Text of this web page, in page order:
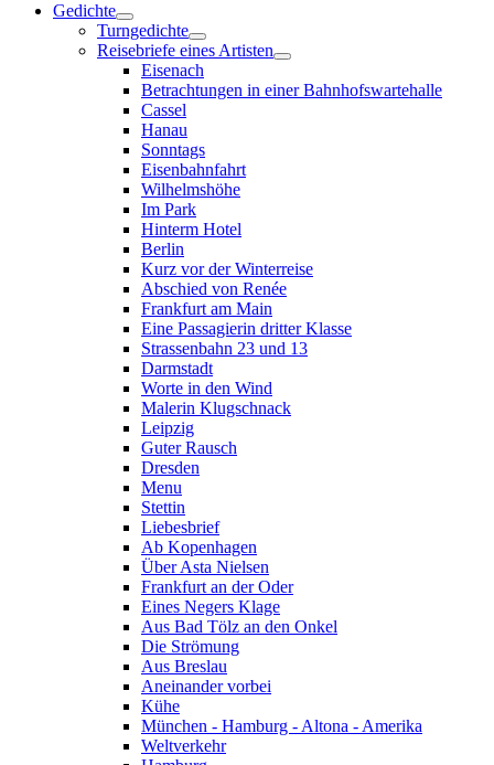
Gedichte
Turngedichte
Reisebriefe eines Artisten
Eisenach
Betrachtungen in einer Bahnhofswartehalle
Cassel
Hanau
Sonntags
Eisenbahnfahrt
Wilhelmshöhe
Im Park
Hinterm Hotel
Berlin
Kurz vor der Winterreise
Abschied von Renée
Frankfurt am Main
Eine Passagierin dritter Klasse
Strassenbahn 23 und 13
Darmstadt
Worte in den Wind
Malerin Klugschnack
Leipzig
Guter Rausch
Dresden
Menu
Stettin
Liebesbrief
Ab Kopenhagen
Über Asta Nielsen
Frankfurt an der Oder
Eines Negers Klage
Aus Bad Tölz an den Onkel
Die Strömung
Aus Breslau
Aneinander vorbei
Kühe
München - Hamburg - Altona - Amerika
Weltverkehr